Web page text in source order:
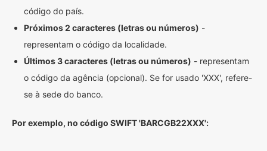
código do país.
Próximos 2 caracteres (letras ou números) -
representam o código da localidade.
Últimos 3 caracteres (letras ou números) - representam
o código da agência (opcional). Se for usado 'XXX', refere-
se à sede do banco.
Por exemplo, no código SWIFT 'BARCGB22XXX':